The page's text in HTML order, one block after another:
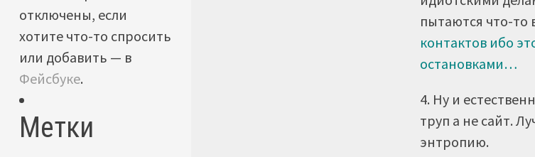
отключены, если
хотите что-то спросить
или добавить — в
Фейсбуке.
Метки
пытаются что-то
контактов ибо
остановками…
4. Ну и
труп а не сайт.
энтропию.